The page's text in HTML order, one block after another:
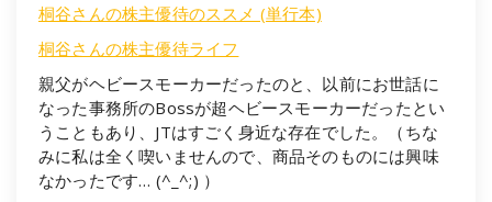
桐谷さんの株主優待のススメ (単行本)
桐谷さんの株主優待ライフ
親父がヘビースモーカーだったのと、以前にお世話に
なった事務所のBossが超ヘビースモーカーだったとい
うこともあり、JTはすごく身近な存在でした。（ちな
みに私は全く喫いませんので、商品そのものには興味
なかったです… (^_^;) ）